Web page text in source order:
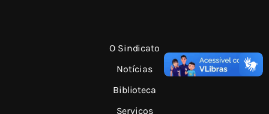
O Sindicato
Notícias
Biblioteca
Serviços